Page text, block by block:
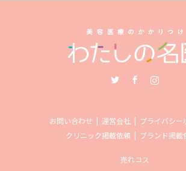
お問い合わせ 運営会社
プライバシー
クリニック掲載依頼
ブランド掲載
売れコス